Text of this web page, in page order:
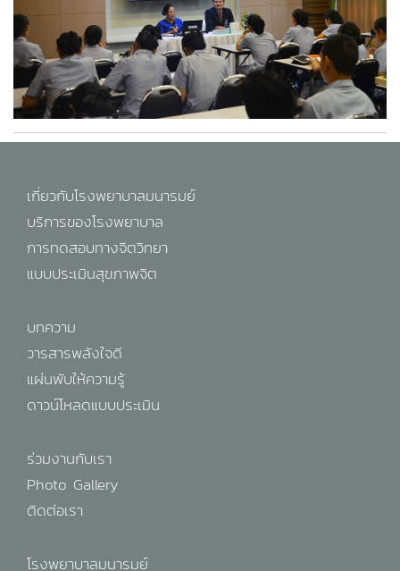
เกี่ยวกับโรงพยาบาลมนารมย์
บริการของโรงพยาบาล
การทดสอบทางจิตวิทยา
แบบประเมินสุขภาพจิต
บทความ
วารสารพลังใจดี
แผ่นพับให้ความรู้
ดาวน์โหลดแบบประเมิน
ร่วมงานกับเรา
Photo Gallery
ติดต่อเรา
โรงพยาบาลมนารมย์